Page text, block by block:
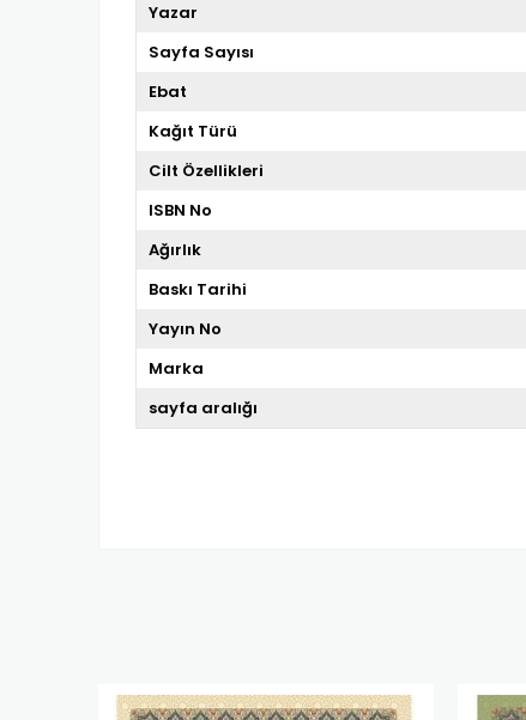
Yazar
Sayfa Sayısı
Ebat
Kağıt Türü
Cilt Özellikleri
ISBN No
Ağırlık
Baskı Tarihi
Yayın No
Marka
sayfa aralığı